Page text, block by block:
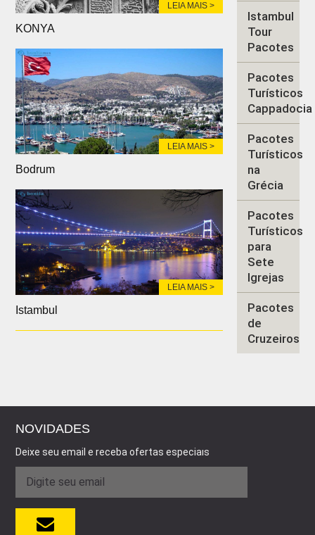
LEIA MAIS >
KONYA
LEIA MAIS >
Bodrum
LEIA MAIS >
Istambul
Istambul
Tour
Pacotes
Pacotes
Turísticos
Cappadocia
Pacotes
Turísticos
na
Grécia
Pacotes
Turísticos
para
Sete
Igrejas
Pacotes
de
Cruzeiros
NOVIDADES
Deixe seu email e receba ofertas especiaıs